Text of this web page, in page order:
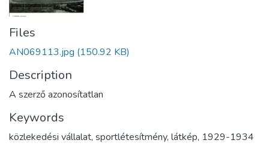
Files
AN069113.jpg (150.92 KB)
Description
A szerző azonosítatlan
Keywords
közlekedési vállalat, sportlétesítmény, látkép, 1929-1934